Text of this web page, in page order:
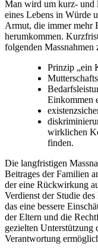
Man wird um kurz- und
eines Lebens in Würde
Armut, die immer mehr
herumkommen.
folgenden
Prinzip „ein
Einkommen
wirklichen
finden.
Die langfristigen
Beitrages der Familien
der eine Rückwirkung
Verdienst der Studie
das eine bessere
der Eltern und die
gezielten Unterstützung
Verantwortung